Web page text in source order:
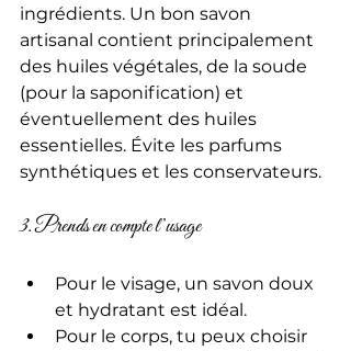
ingrédients. Un bon savon
artisanal contient principalement
des huiles végétales, de la soude
(pour la saponification) et
éventuellement des huiles
essentielles. Évite les parfums
synthétiques et les conservateurs.
3. Prends en compte l’usage
Pour le visage, un savon doux
et hydratant est idéal.
Pour le corps, tu peux choisir